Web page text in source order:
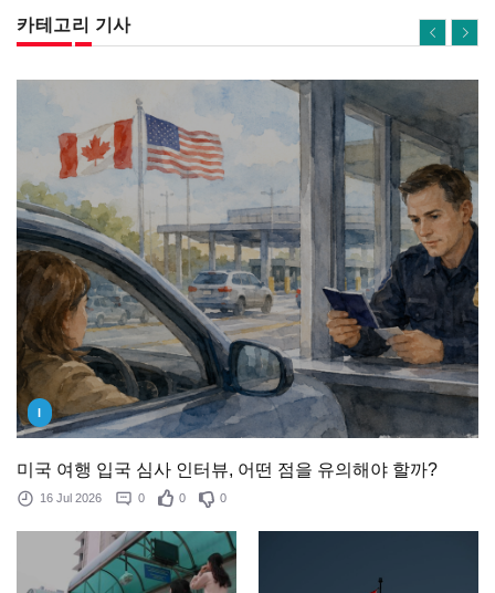
카테고리 기사
I
미국 여행 입국 심사 인터뷰, 어떤 점을 유의해야 할까?
16 Jul 2026 0 0 0